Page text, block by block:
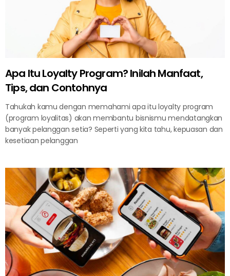
Apa Itu Loyalty Program? Inilah Manfaat,
Tips, dan Contohnya
Tahukah kamu dengan memahami apa itu loyalty program
(program loyalitas) akan membantu bisnismu mendatangkan
banyak pelanggan setia? Seperti yang kita tahu, kepuasan dan
kesetiaan pelanggan